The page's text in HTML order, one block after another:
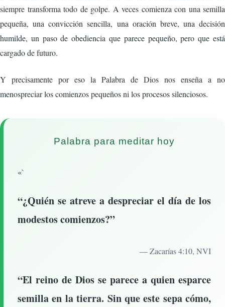
siempre transforma todo de golpe. A veces comienza con una semilla
pequeña, una convicción sencilla, una oración breve, una decisión
humilde, un paso de obediencia que parece pequeño, pero que está
cargado de futuro.
Y precisamente por eso la Palabra de Dios nos enseña a no
menospreciar los comienzos pequeños ni los procesos silenciosos.
Palabra para meditar hoy
«`
“¿Quién se atreve a despreciar el día de los
modestos comienzos?”
— Zacarías 4:10, NVI
“El reino de Dios se parece a quien esparce
semilla en la tierra. Sin que este sepa cómo,